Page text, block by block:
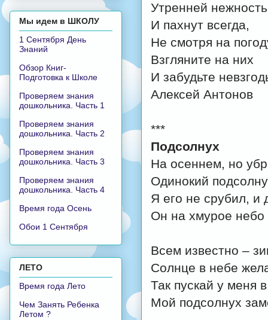
Утренней
И пахнут всегда,
Не смотря на
Взгляните на них
И забудьте
Алексей Антонов
***
Подсолнух
На осеннем, но
Одинокий
Я его не срубил, и
Он на хмурое небо
Всем известно –
Солнце в небе
Так пускай у меня
Мой подсолнух
Мы идем в ШКОЛУ
1 Сентября День
Знаний
Обзор Книг-
Подготовка к Школе
Проверяем знания
дошкольника. Часть 1
Проверяем знания
дошкольника. Часть 2
Проверяем знания
дошкольника. Часть 3
Проверяем знания
дошкольника. Часть 4
Время года Осень
Обои 1 Сентября
ЛЕТО
Время года Лето
Чем Занять Ребенка
Летом ?